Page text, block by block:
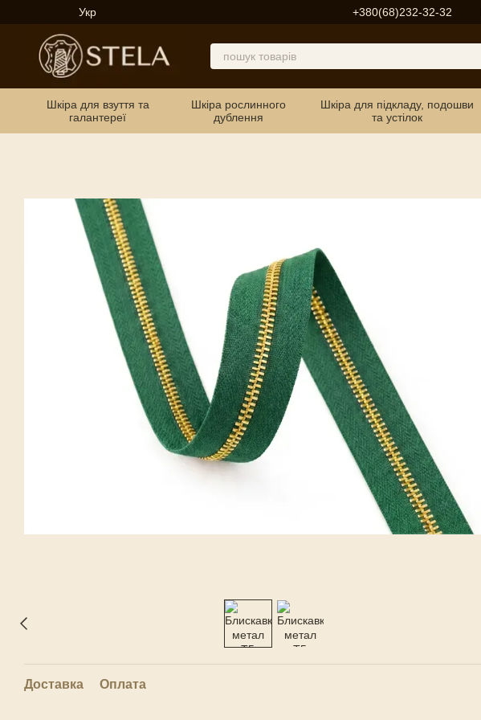
Перейти до основного контенту
Укр +380(68)232-32-32
Шкіра для взуття та
галантереї
Шкіра рослинного
дублення
Шкіра для підкладу, подошви
та устілок
Доставка Оплата